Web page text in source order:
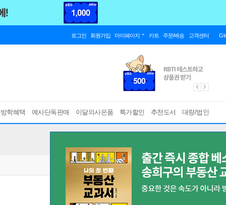
로그인 회원가입 마이페이지 카트 주문/배송 고객센터
학혜택 예사단독판매 이달의사은품 특가할인 추천도서 대량/법인